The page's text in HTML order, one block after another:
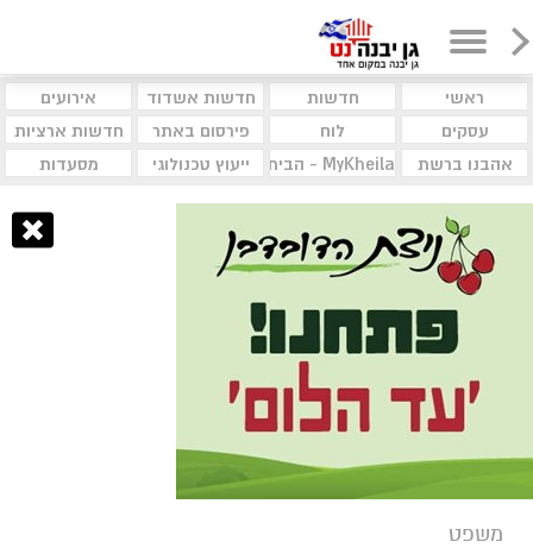
ראשי חדשות חדשות אשדוד
אירועים
עסקים
לוח פירסום באתר
חדשות ארציות
אהבנו ברשת
MyKheila - הבית לעסקים וקהילות ייעוץ טכנולוגי מסעדות
משפט